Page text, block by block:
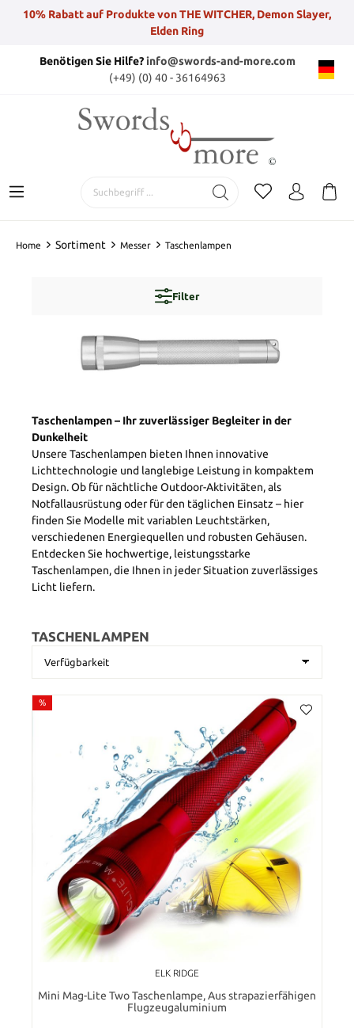
10% Rabatt auf Produkte von THE WITCHER, Demon Slayer,
Elden Ring
Benötigen Sie Hilfe?info@swords-and-more.com
(+49) (0) 40 - 36164963
Home Sortiment Messer Taschenlampen
Filter
Taschenlampen – Ihr zuverlässiger Begleiter in der
Dunkelheit
Unsere Taschenlampen bieten Ihnen innovative
Lichttechnologie und langlebige Leistung in kompaktem
Design. Ob für nächtliche Outdoor-Aktivitäten, als
Notfallausrüstung oder für den täglichen Einsatz – hier
finden Sie Modelle mit variablen Leuchtstärken,
verschiedenen Energiequellen und robusten Gehäusen.
Entdecken Sie hochwertige, leistungsstarke
Taschenlampen, die Ihnen in jeder Situation zuverlässiges
Licht liefern.
TASCHENLAMPEN
%
ELK RIDGE
Mini Mag-Lite Two Taschenlampe, Aus strapazierfähigen
Flugzeugaluminium